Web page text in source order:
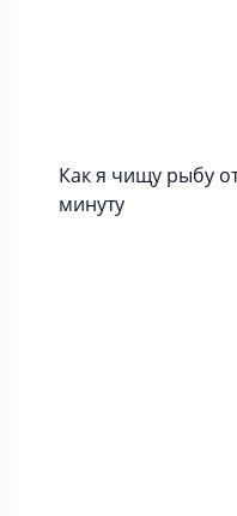
Как я чищу рыбу
минуту